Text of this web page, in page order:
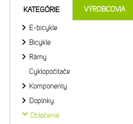
KATEGÓRIE VÝROBCOVIA
E-bicykle
Bicykle
Rámy
Cyklopočítače
Komponenty
Doplnky
Oblečenie